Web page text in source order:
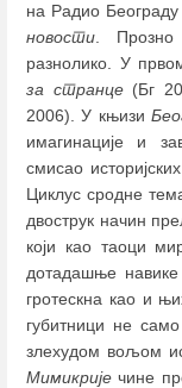
на Радио
новости. Прозно
разнолико. У
за странце(Бг
2006). У књизи
имагинације и
смисао
Циклус сродне
двострук начин
који као таоци
дотадашње навике
гротескна као и
губитници не
злехудом вољом
Мимикрије чине